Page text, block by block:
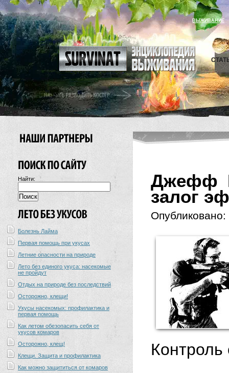
ВЫЖИВАНИЕ
Найти:
Болезнь Лайма
Первая помощь при укусах
Летние опасности на природе
Лето без единого укуса: насекомые
не пройдут
Отдых на природе без последствий
Осторожно, клещи!
Укусы насекомых: профилактика и
первая помощь
Как летом обезопасить себя от
укусов комаров
Осторожно, клещ!
Клещи. Защита и профилактика
Как можно защититься от комаров
Джефф
залог
Опубликовано:
Контроль